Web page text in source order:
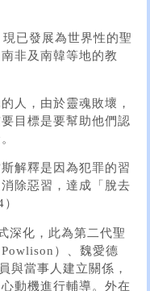
已發展為世界性的聖
非及南韓等地的教
人，由於靈魂敗壞，
目標是要幫助他們認
解釋是因為犯罪的習
除惡習，達成「脫去
深化，此為第二代聖
）、魏愛德
與當事人建立關係，
動機進行輔導。外在